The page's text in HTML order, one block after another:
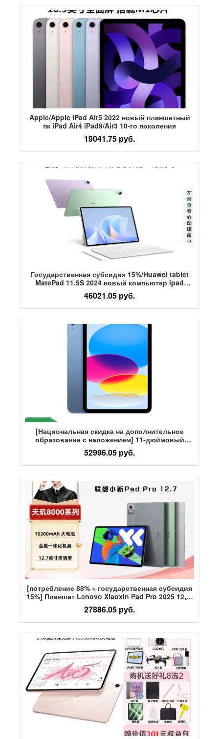
Apple/Apple iPad Air5 2022 новый планшетный
пк iPad Air4 iPad9/Air3 10-го поколения
19041.75 руб.
Государственная субсидия 15%/Huawei tablet
MatePad 11.5S 2024 новый компьютер ipad
мягкая версия складной официальный
флагманский магазин подлинный 115s
государственная субсидия 2025 планшет air
46021.05 руб.
[Национальная скидка на дополнительное
образование с наложением] 11-дюймовый
планшетный компьютер Apple / Apple iPad с
чипом A16, новинка 2025 года, подлинная
гарантия онлайн-обучения в классе.
52996.05 руб.
[потребление 88% + государственная субсидия
15%] Планшет Lenovo Xiaoxin Pad Pro 2025 12,7-
дюймовый планшет с большим экраном для
развлечений, офисного обучения и супер-
подключения.
27886.05 руб.